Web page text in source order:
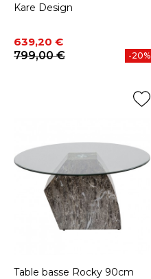
Kare Design
Prix
639,20 €
Prix de base
799,00 €
-20%
Table basse Rocky 90cm